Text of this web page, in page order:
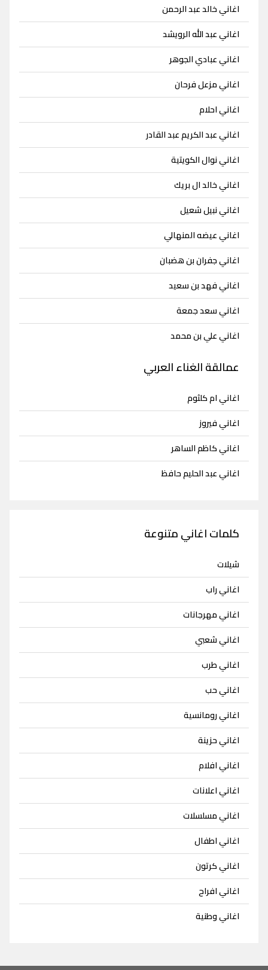
اغاني خالد عبد الرحمن
اغاني عبد الله الرويشد
اغاني عبادي الجوهر
اغاني مزعل فرحان
اغاني احلام
اغاني عبد الكريم عبد القادر
اغاني نوال الكويتية
اغاني خالد ال بريك
اغاني نبيل شعيل
اغاني عيضه المنهالي
اغاني جفران بن هضبان
اغاني فهد بن سعيد
اغاني سعد جمعة
اغاني علي بن محمد
عمالقة الغناء العربي
اغاني ام كلثوم
اغاني فيروز
اغاني كاظم الساهر
اغاني عبد الحليم حافظ
كلمات اغاني متنوعة
شيلات
اغاني راب
اغاني مهرجانات
اغاني شعبي
اغاني طرب
اغاني حب
اغاني رومانسية
اغاني حزينة
اغاني افلام
اغاني اعلانات
اغاني مسلسلات
اغاني اطفال
اغاني كرتون
اغاني افراح
اغاني وطنية